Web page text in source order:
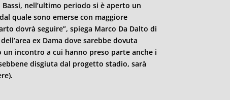
nell’ultimo periodo si è aperto un
quale sono emerse con maggiore
dovrà seguire”, spiega Marco Da Dalto di
ex Dama dove sarebbe dovuta
un incontro a cui hanno preso parte anche i
disgiuta dal progetto stadio, sarà